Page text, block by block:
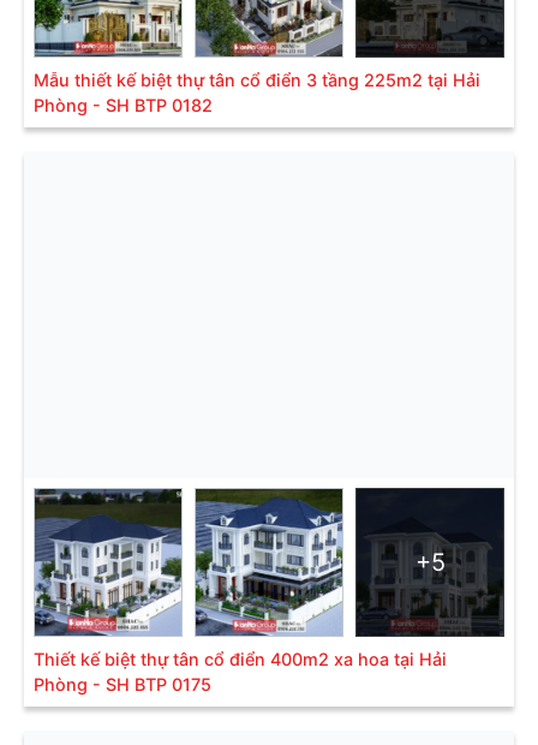
Mẫu thiết kế biệt thự tân cổ điển 3 tầng 225m2 tại Hải
Phòng - SH BTP 0182
+5
Thiết kế biệt thự tân cổ điển 400m2 xa hoa tại Hải
Phòng - SH BTP 0175